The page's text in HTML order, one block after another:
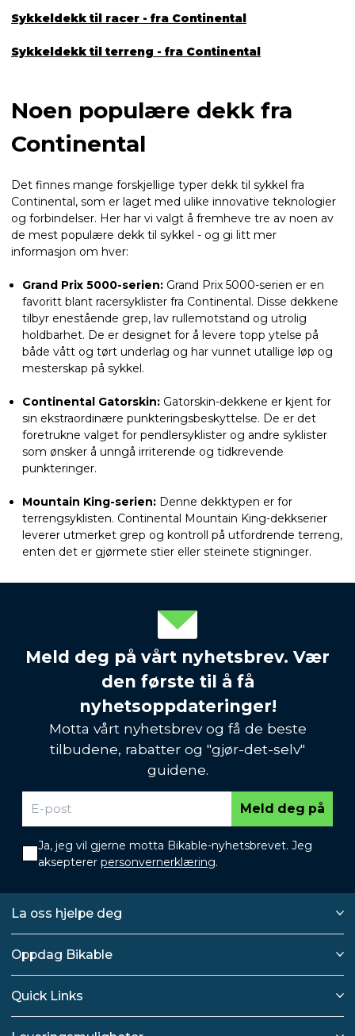
Sykkeldekk til racer - fra Continental
Sykkeldekk til terreng - fra Continental
Noen populære dekk fra
Continental
Det finnes mange forskjellige typer dekk til sykkel fra
Continental, som er laget med ulike innovative teknologier
og forbindelser. Her har vi valgt å fremheve tre av noen av
de mest populære dekk til sykkel - og gi litt mer
informasjon om hver:
Grand Prix 5000-serien: Grand Prix 5000-serien er en
favoritt blant racersyklister fra Continental. Disse dekkene
tilbyr enestående grep, lav rullemotstand og utrolig
holdbarhet. De er designet for å levere topp ytelse på
både vått og tørt underlag og har vunnet utallige løp og
mesterskap på sykkel.
Continental Gatorskin: Gatorskin-dekkene er kjent for
sin ekstraordinære punkteringsbeskyttelse. De er det
foretrukne valget for pendlersyklister og andre syklister
som ønsker å unngå irriterende og tidkrevende
punkteringer.
Mountain King-serien: Denne dekktypen er for
terrengsyklisten. Continental Mountain King-dekkserier
leverer utmerket grep og kontroll på utfordrende terreng,
enten det er gjørmete stier eller steinete stigninger.
Meld deg på vårt nyhetsbrev. Vær
den første til å få
nyhetsoppdateringer!
Motta vårt nyhetsbrev og få de beste
tilbudene, rabatter og "gjør-det-selv"
guidene.
Meld deg på
Ja, jeg vil gjerne motta Bikable-nyhetsbrevet. Jeg
aksepterer personvernerklæring.
La oss hjelpe deg
Oppdag Bikable
Quick Links